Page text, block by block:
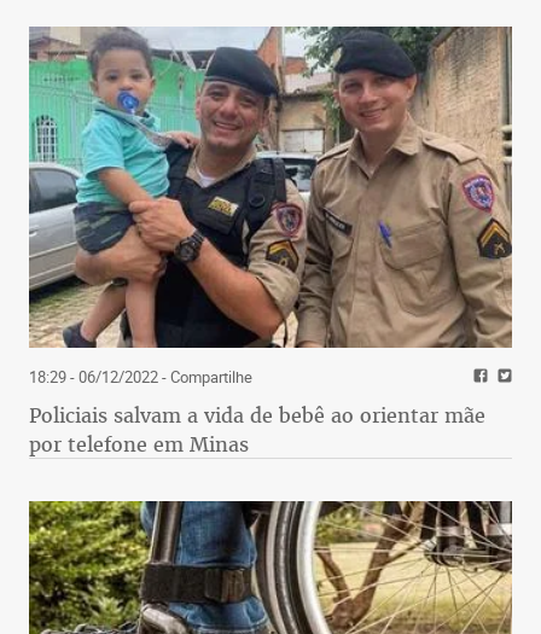
18:29 - 06/12/2022- Compartilhe
Policiais salvam a vida de bebê ao orientar mãe
por telefone em Minas